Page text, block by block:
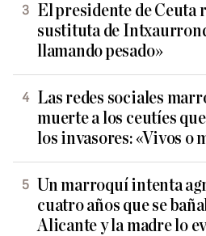
El presidente de Ceuta
sustituta de
llamando pesado»
Las redes sociales
muerte a los ceutíes
los invasores: «Vivos o
Un marroquí intenta
cuatro años que se
Alicante y la madre lo